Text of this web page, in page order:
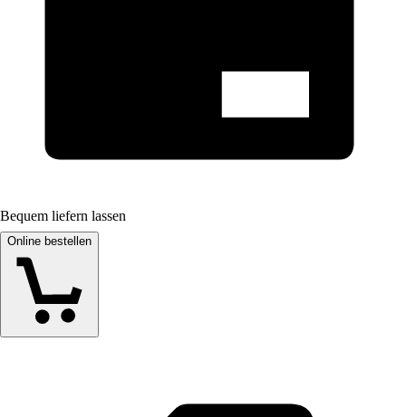
Bequem liefern lassen
Online bestellen